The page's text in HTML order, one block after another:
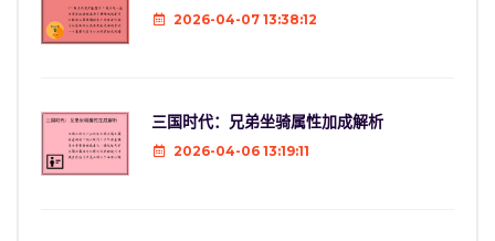
2026-04-07 13:38:12
三国时代：兄弟坐骑属性加成解析
2026-04-06 13:19:11